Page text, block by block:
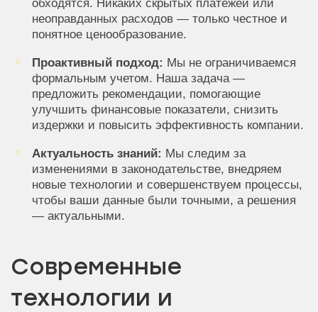
обходятся. Никаких скрытых платежей или
неоправданных расходов — только честное и
понятное ценообразование.
Проактивный подход: Мы не ограничиваемся
формальным учетом. Наша задача —
предложить рекомендации, помогающие
улучшить финансовые показатели, снизить
издержки и повысить эффективность компании.
Актуальность знаний: Мы следим за
изменениями в законодательстве, внедряем
новые технологии и совершенствуем процессы,
чтобы ваши данные были точными, а решения
— актуальными.
Современные
технологии и